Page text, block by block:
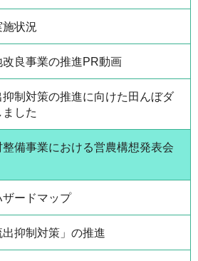
状況
良事業の推進PR動画
制対策の推進に向けた田んぼダ
した
備事業における営農構想発表会
ードマップ
出抑制対策」の推進